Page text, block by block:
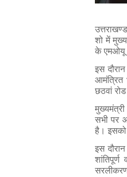
शो में
के एमओयू
इस
आमंत्रित
छठवां
सभी पर
है। इसको
इस